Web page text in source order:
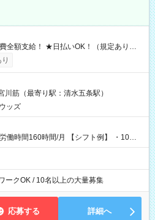
お仕事後はコンビニATMから 日払
川筋（最寄り駅：清水五条駅）
ッズ
間/月 【シフト例】 ・10：
ークOK / 10名以上の大量募集
応募する 詳細へ